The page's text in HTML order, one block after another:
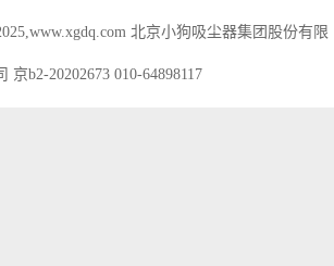
北京小狗吸尘器集团股份有限
京b2-20202673 010-64898117